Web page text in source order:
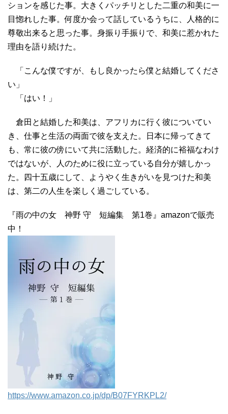
ションを感じた事。大きくパッチリとした二重の和美に一
目惚れした事。何度か会って話しているうちに、人格的に
尊敬出来ると思った事。身振り手振りで、和美に惹かれた
理由を語り続けた。
「こんな僕ですが、もし良かったら僕と結婚してくださ
い」
「はい！」
倉田と結婚した和美は、アフリカに行く彼についてい
き、仕事と生活の両面で彼を支えた。日本に帰ってきて
も、常に彼の傍にいて共に活動した。経済的に裕福なわけ
ではないが、人のために役に立っている自分が嬉しかっ
た。四十五歳にして、ようやく生きがいを見つけた和美
は、第二の人生を楽しく過ごしている。
『雨の中の女 神野 守 短編集 第1巻』amazonで販売
中！
https://www.amazon.co.jp/dp/B07FYRKPL2/